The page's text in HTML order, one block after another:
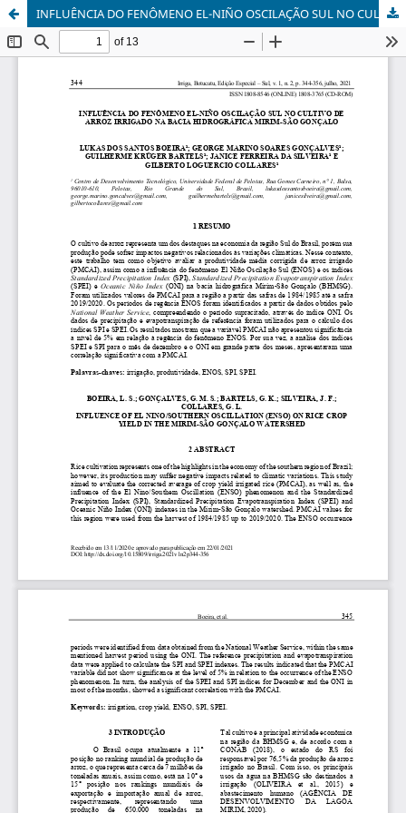
INFLUÊNCIA DO FENÔMENO EL-NIÑO OSCILAÇÃO SUL NO CULTIVO DE ARROZ IRRIGADO NA BACIA HIDROGRÁFICA MIRIM-SÃO GONÇALO